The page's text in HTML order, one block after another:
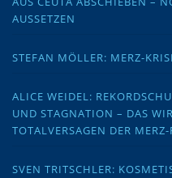
AUSSETZEN
STEFAN MÖLLER: MERZ-
ALICE WEIDEL:
UND STAGNATION – DAS
TOTALVERSAGEN DER
SVEN TRITSCHLER: